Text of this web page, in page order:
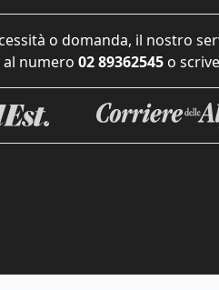
o domanda, il nostro
numero 02 89362545 o